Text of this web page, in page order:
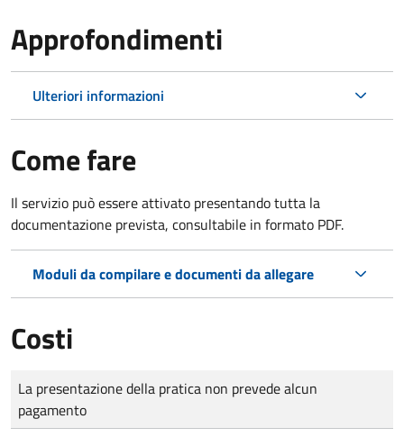
Approfondimenti
Ulteriori informazioni
Come fare
Il servizio può essere attivato presentando tutta la
documentazione prevista, consultabile in formato PDF.
Moduli da compilare e documenti da allegare
Costi
Tipo di pagamento
Importo
La presentazione della pratica non prevede alcun
pagamento